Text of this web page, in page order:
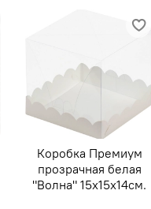
Коробка Премиум
прозрачная белая
"Волна" 15х15х14см.